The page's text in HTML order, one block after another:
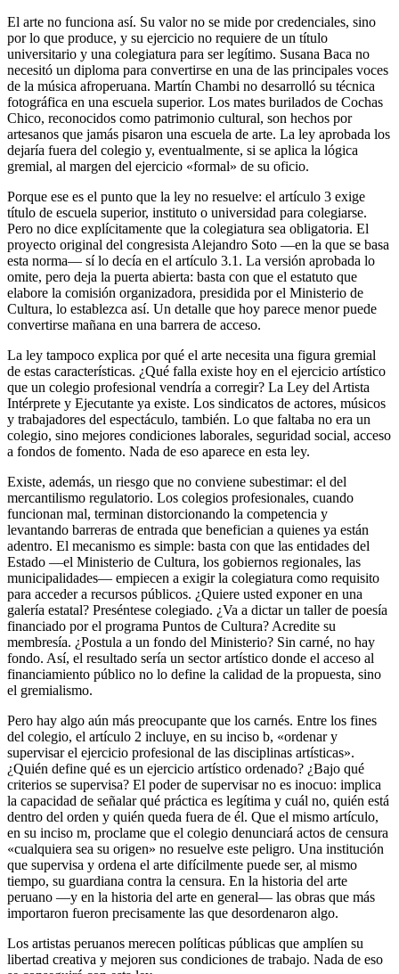
El arte no funciona así. Su valor no se mide por credenciales, sino
por lo que produce, y su ejercicio no requiere de un título
universitario y una colegiatura para ser legítimo. Susana Baca no
necesitó un diploma para convertirse en una de las principales voces
de la música afroperuana. Martín Chambi no desarrolló su técnica
fotográfica en una escuela superior. Los mates burilados de Cochas
Chico, reconocidos como patrimonio cultural, son hechos por
artesanos que jamás pisaron una escuela de arte. La ley aprobada los
dejaría fuera del colegio y, eventualmente, si se aplica la lógica
gremial, al margen del ejercicio «formal» de su oficio.
Porque ese es el punto que la ley no resuelve: el artículo 3 exige
título de escuela superior, instituto o universidad para colegiarse.
Pero no dice explícitamente que la colegiatura sea obligatoria. El
proyecto original del congresista Alejandro Soto —en la que se basa
esta norma— sí lo decía en el artículo 3.1. La versión aprobada lo
omite, pero deja la puerta abierta: basta con que el estatuto que
elabore la comisión organizadora, presidida por el Ministerio de
Cultura, lo establezca así. Un detalle que hoy parece menor puede
convertirse mañana en una barrera de acceso.
La ley tampoco explica por qué el arte necesita una figura gremial
de estas características. ¿Qué falla existe hoy en el ejercicio artístico
que un colegio profesional vendría a corregir? La Ley del Artista
Intérprete y Ejecutante ya existe. Los sindicatos de actores, músicos
y trabajadores del espectáculo, también. Lo que faltaba no era un
colegio, sino mejores condiciones laborales, seguridad social, acceso
a fondos de fomento. Nada de eso aparece en esta ley.
Existe, además, un riesgo que no conviene subestimar: el del
mercantilismo regulatorio. Los colegios profesionales, cuando
funcionan mal, terminan distorcionando la competencia y
levantando barreras de entrada que benefician a quienes ya están
adentro. El mecanismo es simple: basta con que las entidades del
Estado —el Ministerio de Cultura, los gobiernos regionales, las
municipalidades— empiecen a exigir la colegiatura como requisito
para acceder a recursos públicos. ¿Quiere usted exponer en una
galería estatal? Preséntese colegiado. ¿Va a dictar un taller de poesía
financiado por el programa Puntos de Cultura? Acredite su
membresía. ¿Postula a un fondo del Ministerio? Sin carné, no hay
fondo. Así, el resultado sería un sector artístico donde el acceso al
financiamiento público no lo define la calidad de la propuesta, sino
el gremialismo.
Pero hay algo aún más preocupante que los carnés. Entre los fines
del colegio, el artículo 2 incluye, en su inciso b, «ordenar y
supervisar el ejercicio profesional de las disciplinas artísticas».
¿Quién define qué es un ejercicio artístico ordenado? ¿Bajo qué
criterios se supervisa? El poder de supervisar no es inocuo: implica
la capacidad de señalar qué práctica es legítima y cuál no, quién está
dentro del orden y quién queda fuera de él. Que el mismo artículo,
en su inciso m, proclame que el colegio denunciará actos de censura
«cualquiera sea su origen» no resuelve este peligro. Una institución
que supervisa y ordena el arte difícilmente puede ser, al mismo
tiempo, su guardiana contra la censura. En la historia del arte
peruano —y en la historia del arte en general— las obras que más
importaron fueron precisamente las que desordenaron algo.
Los artistas peruanos merecen políticas públicas que amplíen su
libertad creativa y mejoren sus condiciones de trabajo. Nada de eso